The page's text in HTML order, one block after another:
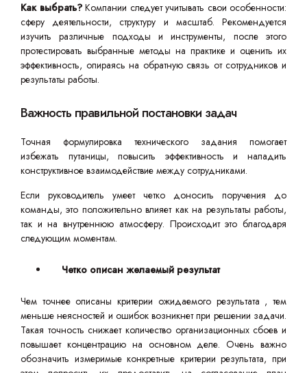
Как выбрать?Компании следует учитывать свои особенности:
сферу деятельности, структуру и масштаб. Рекомендуется
изучить различные подходы и инструменты, после этого
протестировать выбранные методы на практике и оценить их
эффективность, опираясь на обратную связь от сотрудников и
результаты работы.
Важность правильной постановки задач
Точная формулировка технического задания помогает
избежать путаницы, повысить эффективность и наладить
конструктивное взаимодействие между сотрудниками.
Если руководитель умеет четко доносить поручения до
команды, это положительно влияет как на результаты работы,
так и на внутреннюю атмосферу. Происходит это благодаря
следующим моментам.
Четко описан желаемый результат
Чем точнее описаны критерии ожидаемого результата , тем
меньше неясностей и ошибок возникнет при решении задачи.
Такая точность снижает количество организационных сбоев и
повышает концентрацию на основном деле. Очень важно
обозначить измеримые конкретные критерии результата, при